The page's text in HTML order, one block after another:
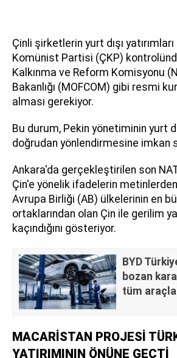
Çinli şirketlerin yurt dışı
Komünist Partisi (ÇKP)
Kalkınma ve Reform Komisyonu
Bakanlığı (MOFCOM) gibi resmi
alması gerekiyor.
Bu durum, Pekin yönetiminin yurt
doğrudan yönlendirmesine imkan
Ankara'da gerçekleştirilen son
Çin'e yönelik ifadelerin metinlerden
Avrupa Birliği (AB) ülkelerinin en
ortaklarından olan Çin ile gerilim
kaçındığını gösteriyor.
BYD
bozan
tüm
MACARİSTAN PROJESİ
YATIRIMININ ÖNÜNE GEÇTİ